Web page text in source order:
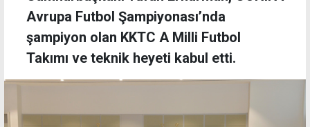
Avrupa Futbol Şampiyonası’nda
şampiyon olan KKTC A Milli Futbol
Takımı ve teknik heyeti kabul etti.